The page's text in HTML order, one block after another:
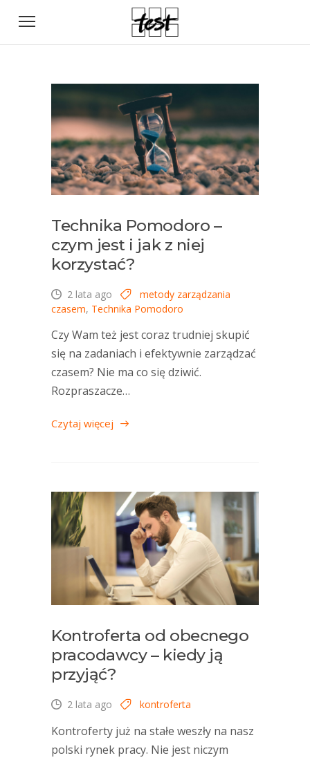
Technika Pomodoro –
czym jest i jak z niej
korzystać?
2 lata ago
metody zarządzania
czasem, Technika Pomodoro
Czy Wam też jest coraz trudniej skupić
się na zadaniach i efektywnie zarządzać
czasem? Nie ma co się dziwić.
Rozpraszacze…
Czytaj więcej
Kontroferta od obecnego
pracodawcy – kiedy ją
przyjąć?
2 lata ago kontroferta
Kontroferty już na stałe weszły na nasz
polski rynek pracy. Nie jest niczym